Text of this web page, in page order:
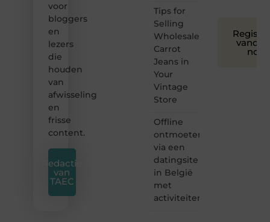
voor
bloggers
en
lezers
die
houden
van
afwisseling
en
frisse
content.
Redactie
van
TAEC
Tips for
Selling
Wholesale
Carrot
Jeans in
Your
Vintage
Store
Offline
ontmoeten
via een
datingsite
in België
met
activiteiten
nog